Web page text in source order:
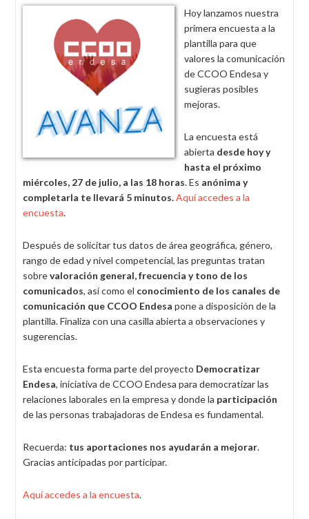
Hoy lanzamos nuestra
primera encuesta a la
plantilla para que
valores la comunicación
de CCOO Endesa y
sugieras posibles
mejoras.
La encuesta está
abierta desde hoy y
hasta el próximo
miércoles, 27 de julio, a las 18 horas. Es anónima y
completarla te llevará 5 minutos.Aquí accedes a la
encuesta.
Después de solicitar tus datos de área geográfica, género,
rango de edad y nivel competencial, las preguntas tratan
sobrevaloración general, frecuencia y tono de los
comunicados, así como el conocimiento de los canales de
comunicación que CCOO Endesa pone a disposición de la
plantilla. Finaliza con una casilla abierta a observaciones y
sugerencias.
Esta encuesta forma parte del proyecto Democratizar
Endesa, iniciativa de CCOO Endesa para democratizar las
relaciones laborales en la empresa y donde la participación
de las personas trabajadoras de Endesa es fundamental.
Recuerda: tus aportaciones nos ayudarán a mejorar.
Gracias anticipadas por participar.
Aquí accedes a la encuesta.